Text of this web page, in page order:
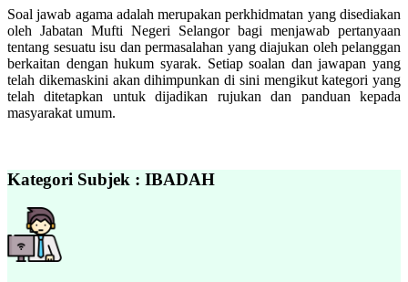
Soal jawab agama adalah merupakan perkhidmatan yang disediakan
oleh Jabatan Mufti Negeri Selangor bagi menjawab pertanyaan
tentang sesuatu isu dan permasalahan yang diajukan oleh pelanggan
berkaitan dengan hukum syarak. Setiap soalan dan jawapan yang
telah dikemaskini akan dihimpunkan di sini mengikut kategori yang
telah ditetapkan untuk dijadikan rujukan dan panduan kepada
masyarakat umum.
Kategori Subjek : IBADAH